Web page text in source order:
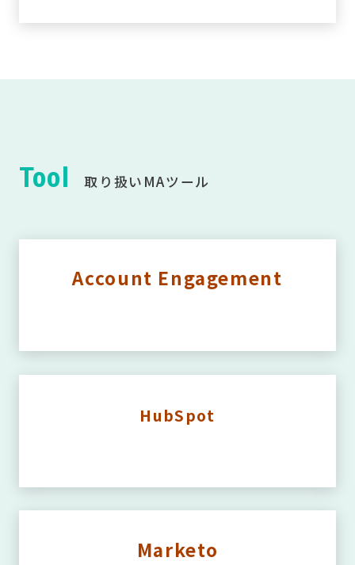
Tool 取り扱いMAツール
Account Engagement
HubSpot
Marketo